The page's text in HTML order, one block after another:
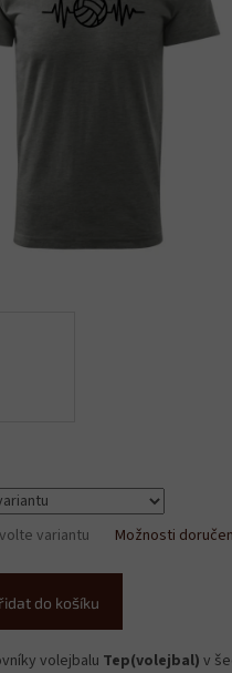
variantu Možnosti
do košíku
volejbalu Tep(volejbal) v